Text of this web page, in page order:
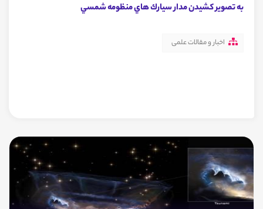
به تصوير كشيدن مدار سيارك هاي منظومه شمسي
اخبار و مقالات علمی